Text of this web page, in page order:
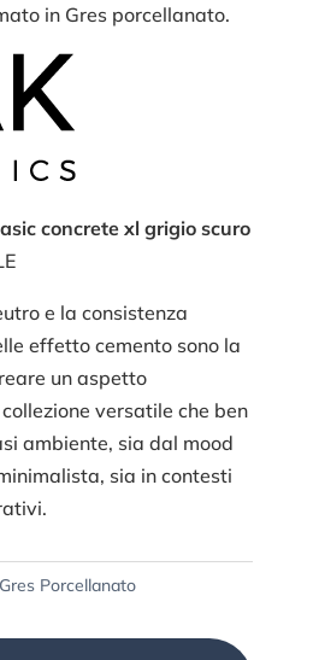
in Gres porcellanato.
concrete xl grigio scuro
e la consistenza
effetto cemento sono la
un aspetto
versatile che ben
ambiente, sia dal mood
sia in contesti
Gres Porcellanato